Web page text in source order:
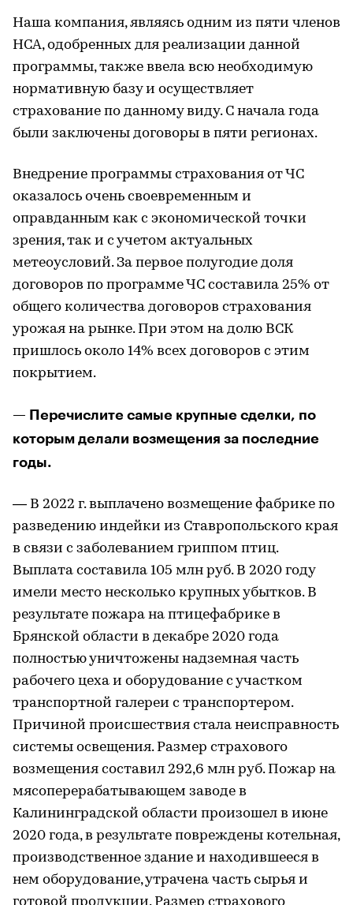
Наша компания, являясь одним из пяти членов
НСА, одобренных для реализации данной
программы, также ввела всю необходимую
нормативную базу и осуществляет
страхование по данному виду. С начала года
были заключены договоры в пяти регионах.
Внедрение программы страхования от ЧС
оказалось очень своевременным и
оправданным как с экономической точки
зрения, так и с учетом актуальных
метеоусловий. За первое полугодие доля
договоров по программе ЧС составила 25% от
общего количества договоров страхования
урожая на рынке. При этом на долю ВСК
пришлось около 14% всех договоров с этим
покрытием.
— Перечислите самые крупные сделки, по
которым делали возмещения за последние
годы.
— В 2022 г. выплачено возмещение фабрике по
разведению индейки из Ставропольского края
в связи с заболеванием гриппом птиц.
Выплата составила 105 млн руб. В 2020 году
имели место несколько крупных убытков. В
результате пожара на птицефабрике в
Брянской области в декабре 2020 года
полностью уничтожены надземная часть
рабочего цеха и оборудование с участком
транспортной галереи с транспортером.
Причиной происшествия стала неисправность
системы освещения. Размер страхового
возмещения составил 292,6 млн руб. Пожар на
мясоперерабатывающем заводе в
Калининградской области произошел в июне
2020 года, в результате повреждены котельная,
производственное здание и находившееся в
нем оборудование, утрачена часть сырья и